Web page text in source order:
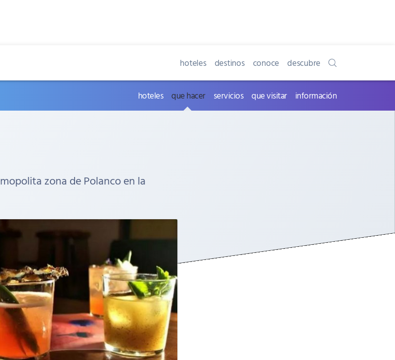
hoteles destinos conoce descubre
hoteles que hacer servicios que visitar información
zona de Polanco en la